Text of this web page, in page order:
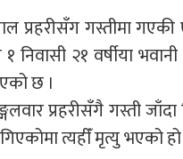
प्रहरीसँग गस्तीमा
निवासी २१ वर्षीया
छ ।
प्रहरीसँगै गस्ती
त्यहीँ मृत्यु भएको